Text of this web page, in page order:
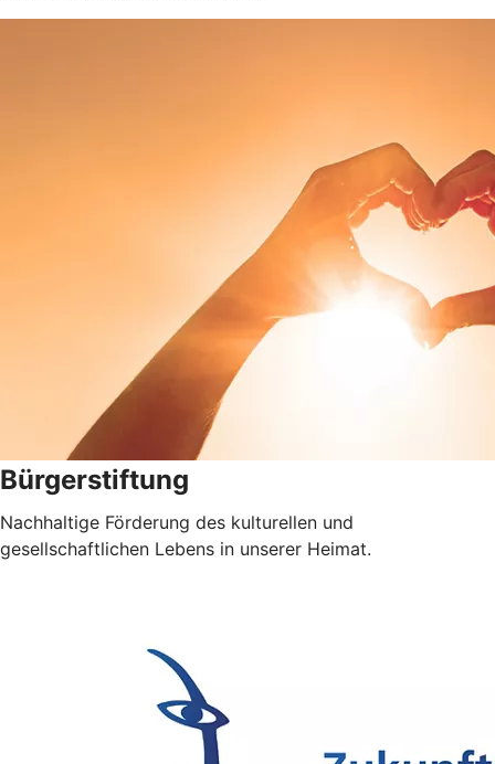
Bürgerstiftung
Nachhaltige Förderung des kulturellen und
gesellschaftlichen Lebens in unserer Heimat.